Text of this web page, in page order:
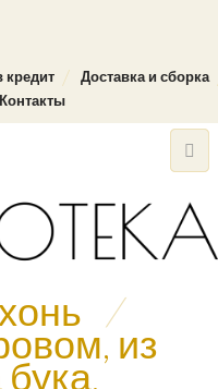
кредит
Доставка и сборка
Контакты
/
из